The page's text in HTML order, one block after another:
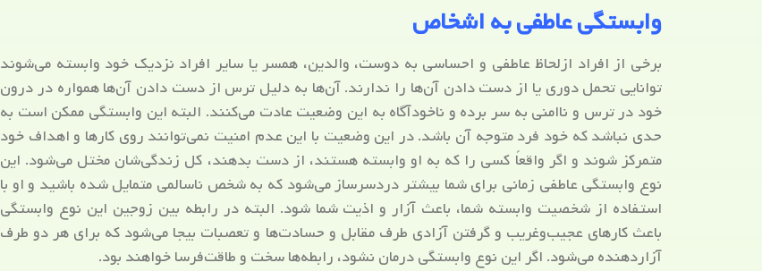
وابستگی عاطفی به اشخاص
برخی از افراد ازلحاظ عاطفی و احساسی به دوست، والدین، همسر یا سایر افراد نزدیک خود وابسته می‌شوند
توانایی تحمل دوری یا از دست دادن آن‌ها را ندارند. آن‌ها به دلیل ترس از دست دادن آن‌ها همواره در درون
خود در ترس و ناامنی به سر برده و ناخودآگاه به این وضعیت عادت می‌کنند. البته این وابستگی ممکن است به
حدی نباشد که خود فرد متوجه آن باشد. در این وضعیت با این عدم امنیت نمی‌توانند روی کارها و اهداف خود
متمرکز شوند و اگر واقعاً کسی را که به او وابسته هستند، از دست بدهند، کل زندگی‌شان مختل می‌شود. این
نوع وابستگی عاطفی زمانی برای شما بیشتر دردسرساز می‌شود که به شخص ناسالمی متمایل شده باشید و او با
استفاده از شخصیت وابسته شما، باعث آزار و اذیت شما شود. البته در رابطه بین زوجین این نوع وابستگی
باعث کارهای عجیب‌وغریب و گرفتن آزادی طرف مقابل و حسادت‌ها و تعصبات بیجا می‌شود که برای هر دو طرف
آزاردهنده می‌شود. اگر این نوع وابستگی درمان نشود، رابطه‌ها سخت و طاقت‌فرسا خواهند بود.